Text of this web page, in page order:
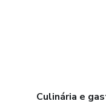
Culinária e